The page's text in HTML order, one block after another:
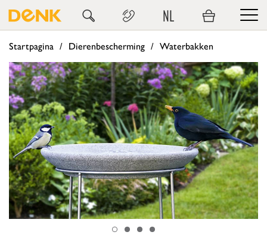
NL
Startpagina Dierenbescherming Waterbakken